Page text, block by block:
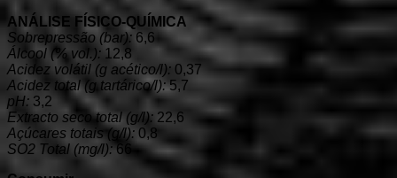
ANÁLISE FÍSICO-QUÍMICA
Sobrepressão (bar): 6,6
Álcool (% vol.): 12,8
Acidez volátil (g acético/l): 0,37
Acidez total (g tartárico/l):5,7
pH: 3,2
Extracto seco total (g/l): 22,6
Açúcares totais (g/l): 0,8
SO2 Total (mg/l):66